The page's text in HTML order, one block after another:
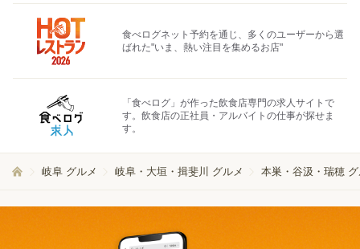
食べログネット予約を通じ、多くのユーザーから選
ばれた"いま、熱い注目を集めるお店"
「食べログ」が作った飲食店専門の求人サイトで
す。飲食店の正社員・アルバイトの仕事が探せま
す。
岐阜 グルメ 岐阜・大垣・揖斐川 グルメ 本巣・谷汲・瑞穂